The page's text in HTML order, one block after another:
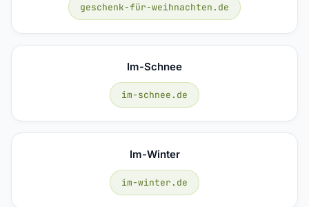
geschenk-für-weihnachten.de
Im-Schnee
im-schnee.de
Im-Winter
im-winter.de